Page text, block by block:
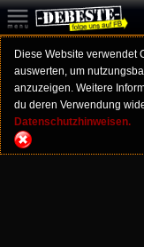
Diese Website verwendet
auswerten, um
anzuzeigen. Weitere
du deren Verwendung
Datenschutzhinweisen.